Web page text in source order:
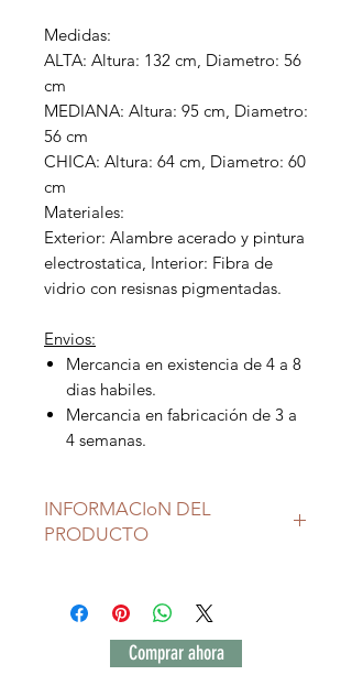
Medidas:
ALTA: Altura: 132 cm, Diametro: 56
cm
MEDIANA: Altura: 95 cm, Diametro:
56 cm
CHICA: Altura: 64 cm, Diametro: 60
cm
Materiales:
Exterior: Alambre acerado y pintura
electrostatica, Interior: Fibra de
vidrio con resisnas pigmentadas.
Envios:
Mercancia en existencia de 4 a 8
dias habiles.
Mercancia en fabricación de 3 a
4 semanas.
INFORMACIoN DEL
PRODUCTO
reinterpretacion de la imagen
iconica de una maceta y un florero,
por una parte el contenedor de
fibra de vidrio con forma de cono
Comprar ahora